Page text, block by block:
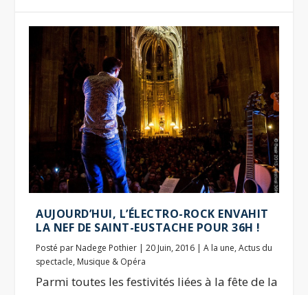
AUJOURD’HUI, L’ÉLECTRO-ROCK ENVAHIT
LA NEF DE SAINT-EUSTACHE POUR 36H !
Posté par Nadege Pothier |20 Juin, 2016 |A la une,Actus du
spectacle, Musique & Opéra
Parmi toutes les festivités liées à la fête de la